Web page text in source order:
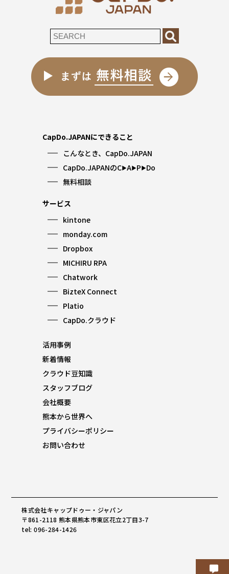
CapDo.JAPANにできること
こんなとき、CapDo.JAPAN
CapDo.JAPANのC▶︎A▶︎P▶︎Do
無料相談
サービス
kintone
monday.com
Dropbox
MICHIRU RPA
Chatwork
BizteX Connect
Platio
CapDo.クラウド
活用事例
新着情報
クラウド豆知識
スタッフブログ
会社概要
熊本から世界へ
プライバシーポリシー
お問い合わせ
株式会社キャップドゥー・ジャパン
〒861-2118 熊本県熊本市東区花立2丁目3-7
tel: 096-284-1426